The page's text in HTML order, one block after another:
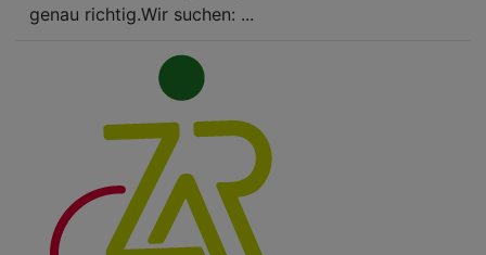
genau richtig.Wir suchen: ...